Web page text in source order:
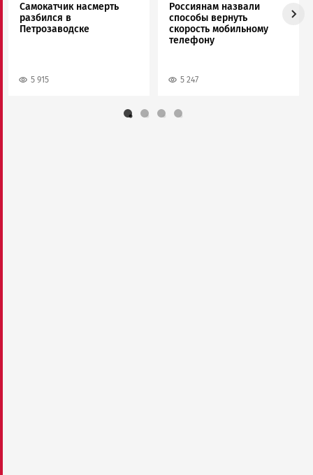
Самокатчик насмерть
разбился в
Петрозаводске
5 915
Россиянам назвали
способы вернуть
скорость мобильному
телефону
5 247